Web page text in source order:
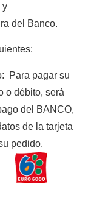
y
del Banco.
:
Para pagar su
o débito, será
del BANCO,
de la tarjeta
pedido.